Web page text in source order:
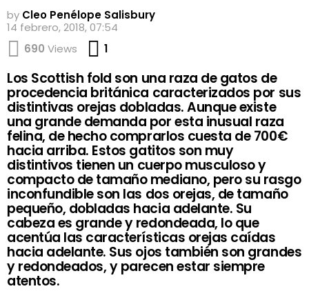
by Cleo Penélope Salisbury
14 febrero, 2018, 07:54
690 Views 1
Los Scottish fold son una raza de gatos de
procedencia británica caracterizados por sus
distintivas orejas dobladas. Aunque existe
una grande demanda por esta inusual raza
felina, de hecho comprarlos cuesta de 700€
hacia arriba. Estos gatitos son muy
distintivos tienen un cuerpo musculoso y
compacto de tamaño mediano, pero su rasgo
inconfundible son las dos orejas, de tamaño
pequeño, dobladas hacia adelante. Su
cabeza es grande y redondeada, lo que
acentúa las características orejas caídas
hacia adelante. Sus ojos también son grandes
y redondeados, y parecen estar siempre
atentos.